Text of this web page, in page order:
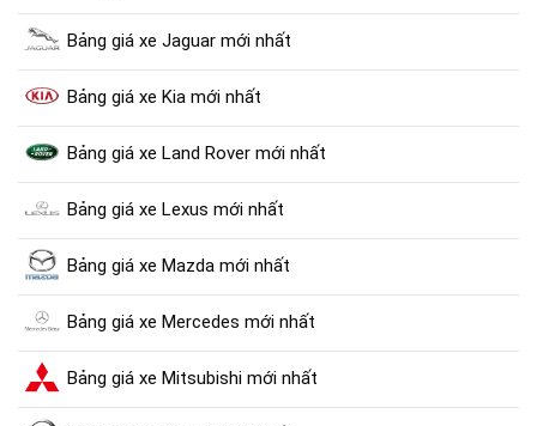
Bảng giá xe Jaguar mới nhất
Bảng giá xe Kia mới nhất
Bảng giá xe Land Rover mới nhất
Bảng giá xe Lexus mới nhất
Bảng giá xe Mazda mới nhất
Bảng giá xe Mercedes mới nhất
Bảng giá xe Mitsubishi mới nhất